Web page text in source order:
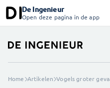
De Ingenieur
Open deze pagina in de app
Home Artikelen Vogels groter